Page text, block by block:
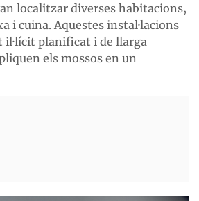
localitzar diverses habitacions,
i cuina. Aquestes instal·lacions
il·lícit planificat i de llarga
els mossos en un